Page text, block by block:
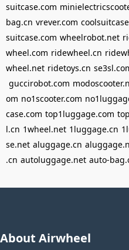
suitcase.com
bag.cn vrever.com
suitcase.com wheelrobot.net
wheel.com ridewheel.cn
wheel.net ridetoys.cn
guccirobot.com
om no1scooter.com
case.com top1luggage.com
l.cn 1wheel.net 1luggage.cn
se.net aluggage.cn
.cn autoluggage.net auto-
About Airwheel